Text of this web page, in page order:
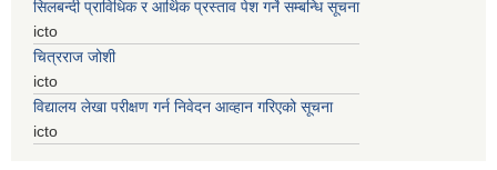
सिलबन्दी प्राविधिक र आर्थिक प्रस्ताव पेश गर्ने सम्बन्धि सूचना
icto
चित्रराज जोशी
icto
विद्यालय लेखा परीक्षण गर्न निवेदन आव्हान गरिएको सूचना
icto